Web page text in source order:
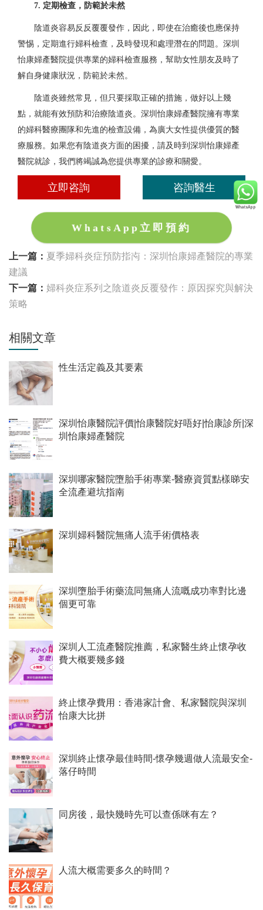
7. 定期檢查，防範於未然
陰道炎容易反反覆覆發作，因此，即使在治癒後也應保持
警惕，定期進行婦科檢查，及時發現和處理潛在的問題。深圳
怡康婦產醫院提供專業的婦科檢查服務，幫助女性朋友及時了
解自身健康狀況，防範於未然。
陰道炎雖然常見，但只要採取正確的措施，做好以上幾
點，就能有效預防和治療陰道炎。深圳怡康婦產醫院擁有專業
的婦科醫療團隊和先進的檢查設備，為廣大女性提供優質的醫
療服務。如果您有陰道炎方面的困擾，請及時到深圳怡康婦產
醫院就診，我們將竭誠為您提供專業的診療和關愛。
立即咨詢 咨詢醫生
WhatsApp立即預約
上一篇： 夏季婦科炎症預防指南：深圳怡康婦產醫院的專業
建議
下一篇： 婦科炎症系列之陰道炎反覆發作：原因探究與解決
策略
相關文章
性生活定義及其要素
深圳怡康醫院評價|怡康醫院好唔好|怡康診所|深
圳怡康婦產醫院
深圳哪家醫院墮胎手術專業-醫療資質點樣睇安
全流產避坑指南
深圳婦科醫院無痛人流手術價格表
深圳墮胎手術藥流同無痛人流嘅成功率對比邊
個更可靠
深圳人工流產醫院推薦，私家醫生終止懷孕收
費大概要幾多錢
終止懷孕費用：香港家計會、私家醫院與深圳
怡康大比拼
深圳終止懷孕最佳時間-懷孕幾週做人流最安全-
落仔時間
同房後，最快幾時先可以查係咪有左？
人流大概需要多久的時間？